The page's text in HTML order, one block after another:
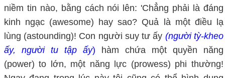
niềm tin nào, bằng cách nói lên: 'Chẳng phải là đáng
kinh ngạc (awesome) hay sao? Quả là một điều lạ
lùng (astounding)! Con người suy tư ấy (người tỳ-kheo
ấy, người tu tập ấy) hàm chứa một quyền năng
(power) to lớn, một năng lực (prowess) phi thường!